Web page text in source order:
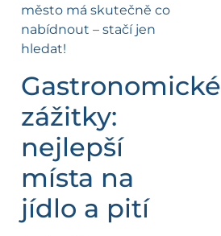
město má skutečně co
nabídnout – stačí jen
hledat!
Gastronomické
zážitky:
nejlepší
místa na
jídlo a pití